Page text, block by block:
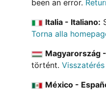
been an error.
Italia - Italiano:
Torna alla
Magyarország
történt.
México -